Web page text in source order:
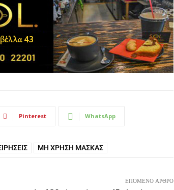
Pinterest WhatsApp
ΜΗ ΧΡΉΣΗ ΜΆΣΚΑΣ
ΕΠΌΜΕΝΟ ΆΡΘΡΟ